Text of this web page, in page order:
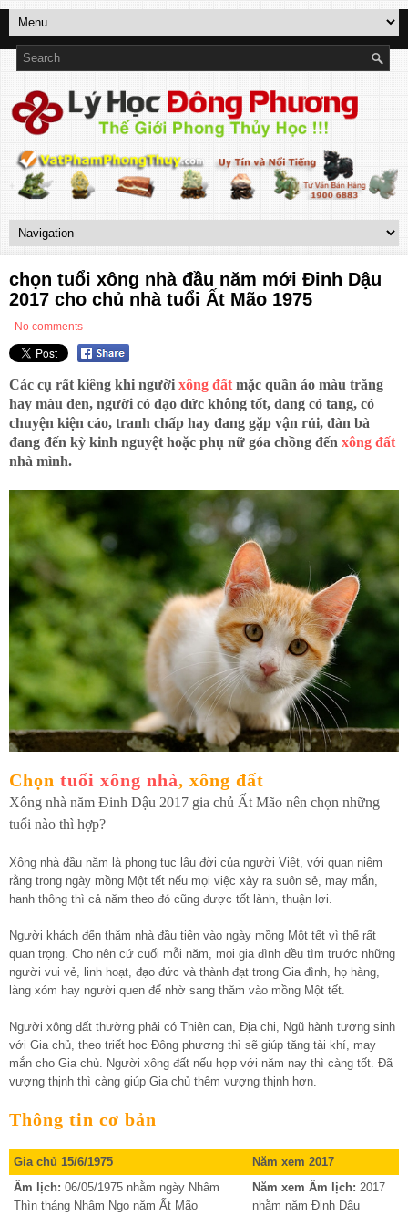
chọn tuổi xông nhà đầu năm mới Đinh Dậu
2017 cho chủ nhà tuổi Ất Mão 1975
No comments
Các cụ rất kiêng khi người xông đấtmặc quần áo màu trắng
hay màu đen, người có đạo đức không tốt, đang có tang, có
chuyện kiện cáo, tranh chấp hay đang gặp vận rủi, đàn bà
đang đến kỳ kinh nguyệt hoặc phụ nữ góa chồng đến xông đất
nhà mình.
Chọn tuổi xông nhà, xông đất
Xông nhà năm Đinh Dậu 2017 gia chủ Ất Mão nên chọn những
tuổi nào thì hợp?
Xông nhà đầu năm là phong tục lâu đời của người Việt, với quan niệm
rằng trong ngày mồng Một tết nếu mọi việc xảy ra suôn sẻ, may mắn,
hanh thông thì cả năm theo đó cũng được tốt lành, thuận lợi.
Người khách đến thăm nhà đầu tiên vào ngày mồng Một tết vì thế rất
quan trọng. Cho nên cứ cuối mỗi năm, mọi gia đình đều tìm trước những
người vui vẻ, linh hoạt, đạo đức và thành đạt trong Gia đình, họ hàng,
làng xóm hay người quen để nhờ sang thăm vào mồng Một tết.
Người xông đất thường phải có Thiên can, Địa chi, Ngũ hành tương sinh
với Gia chủ, theo triết học Đông phương thì sẽ giúp tăng tài khí, may
mắn cho Gia chủ. Người xông đất nếu hợp với năm nay thì càng tốt. Đã
vượng thịnh thì càng giúp Gia chủ thêm vượng thịnh hơn.
Thông tin cơ bản
Gia chủ 15/6/1975
Năm xem 2017
Âm lịch: 06/05/1975 nhằm ngày Nhâm
Thìn tháng Nhâm Ngọ năm Ất Mão
Năm xem Âm lịch: 2017
nhằm năm Đinh Dậu